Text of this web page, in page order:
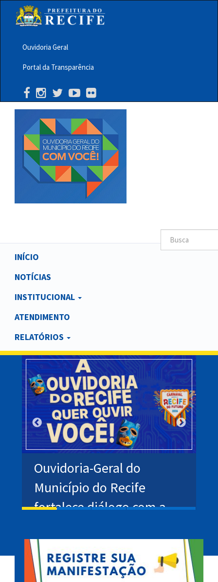
principalMenu
Barra
Topo
PCR
Ouvidoria Geral
Portal da Transparência
Main
navigation
INÍCIO
NOTÍCIAS
INSTITUCIONAL
ATENDIMENTO
RELATÓRIOS
Ouvidoria-Geral do
Município do Recife
fortalece diálogo com a
Carnaval